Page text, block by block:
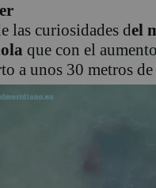
las curiosidades del
que con el
a unos 30 metros